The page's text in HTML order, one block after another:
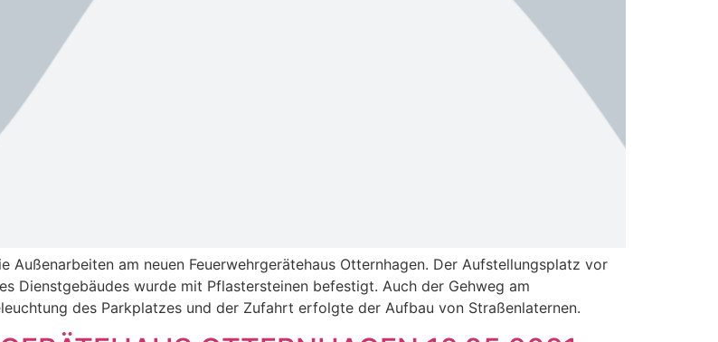
Außenarbeiten am neuen Feuerwehrgerätehaus Otternhagen. Der Aufstellungsplatz vor
Dienstgebäudes wurde mit Pflastersteinen befestigt. Auch der Gehweg am
des Parkplatzes und der Zufahrt erfolgte der Aufbau von Straßenlaternen.